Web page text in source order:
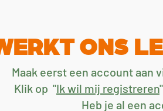
ONS
Maak eerst een account aan
Klik op "Ik wil mij registreren
Heb je al een